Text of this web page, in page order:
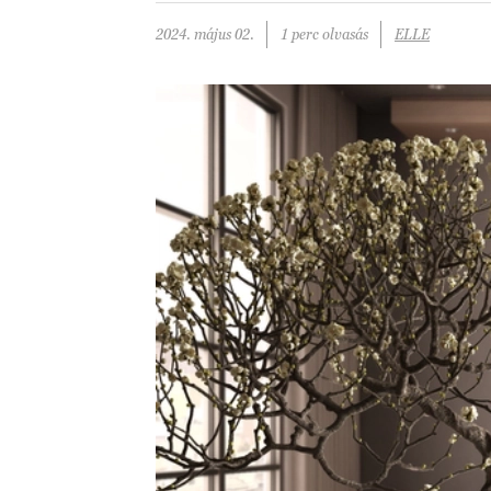
2024. május 02. 1 perc olvasás ELLE